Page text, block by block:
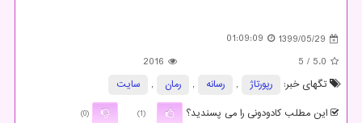
1399/05/29
01:09:09
5.0
/ 5
2016
تگهای خبر:
رپورتاژ , رسانه , رمان ,
سایت
این مطلب کادودونی را می پسندید؟
(1)
(0)